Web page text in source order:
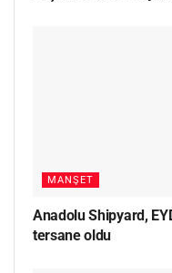
MANŞET
Anadolu Shipyard,
tersane oldu